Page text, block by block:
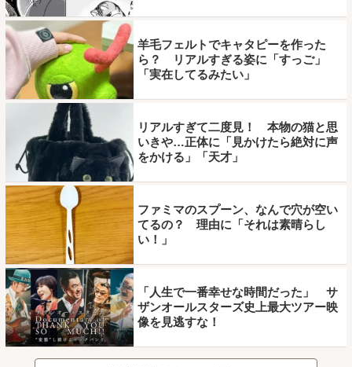
羊毛フェルトでキャタピーを作った
ら？ リアルすぎる姿に「すっご」
「実在してるみたい」
リアルすぎて二度見！ 本物の猫と思
いきや…正体に「見かけたら絶対に声
をかける」「天才」
ファミマのスプーン、なんで穴が空い
てるの？ 理由に「それは素晴らし
い！」
「人生で一番幸せな時間だった」 サ
ザンオールスターズ史上最大ツアー映
像を見逃すな！